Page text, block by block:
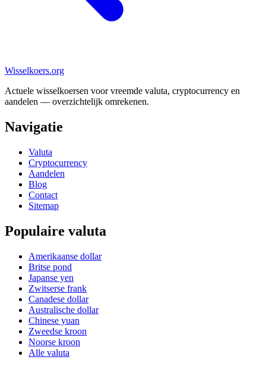
Wisselkoers.org
Actuele wisselkoersen voor vreemde valuta, cryptocurrency en
aandelen — overzichtelijk omrekenen.
Navigatie
Valuta
Cryptocurrency
Aandelen
Blog
Contact
Sitemap
Populaire valuta
Amerikaanse dollar
Britse pond
Japanse yen
Zwitserse frank
Canadese dollar
Australische dollar
Chinese yuan
Zweedse kroon
Noorse kroon
Alle valuta